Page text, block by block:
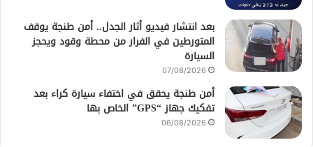
بعد انتشار فيديو أثار الجدل.. أمن طنجة يوقف
المتورطين في الفرار من محطة وقود ويحجز
السيارة
07/08/2026
أمن طنجة يحقق في اختفاء سيارة كراء بعد
تفكيك جهاز “GPS” الخاص بها
06/08/2026